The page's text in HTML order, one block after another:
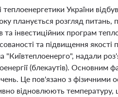
теплоенергетики України
планується розгляд питань,
та інвестиційних програм
та підвищення якості
"Київтеплоенерго", надали
(блекаутів). Основним
Це пов'язано з фізичними
відновлюють температуру,